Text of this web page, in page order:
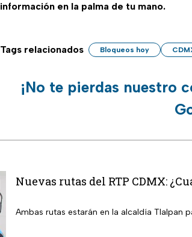
información en la palma de tu mano.
Tags relacionados Bloqueos hoy
¡No te pierdas nuestro
Nuevas rutas del RTP CDMX:
Ambas rutas estarán en la alcaldía Tlalpan